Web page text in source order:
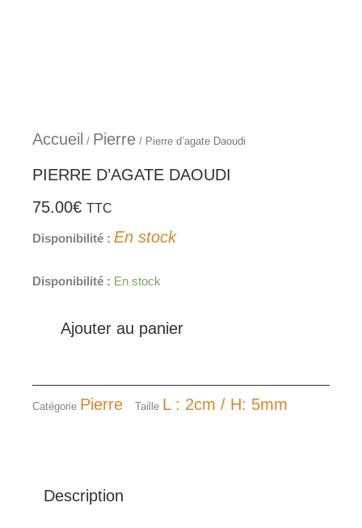
Accueil / Pierre / Pierre d’agate Daoudi
PIERRE D’AGATE DAOUDI
75.00€ TTC
Disponibilité : En stock
Disponibilité : En stock
quantité
d'agateAjouter au panier
Catégorie Pierre Taille L : 2cm / H: 5mm
Description